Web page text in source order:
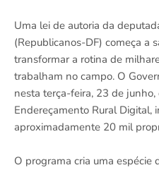
Uma lei de autoria da
(Republicanos-DF) começa a
transformar a rotina de
trabalham no campo. O
nesta terça-feira, 23 de
Endereçamento Rural Digital,
aproximadamente 20 mil
O programa cria uma espécie